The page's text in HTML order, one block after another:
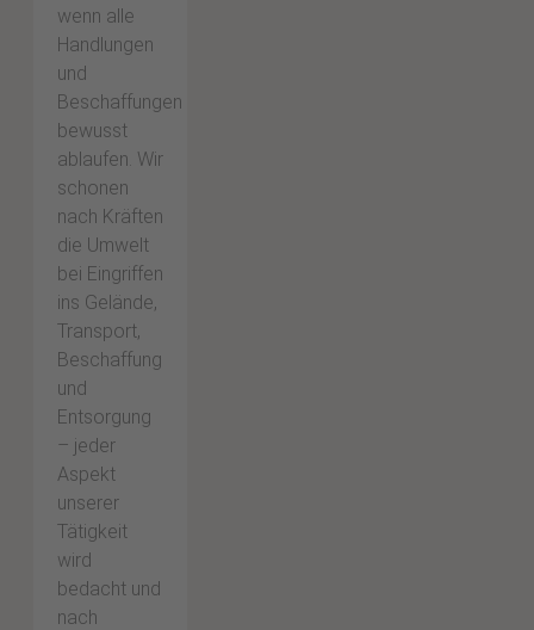
wenn alle
Handlungen
und
Beschaffungen
bewusst
ablaufen. Wir
schonen
nach Kräften
die Umwelt
bei Eingriffen
ins Gelände,
Transport,
Beschaffung
und
Entsorgung
– jeder
Aspekt
unserer
Tätigkeit
wird
bedacht und
nach